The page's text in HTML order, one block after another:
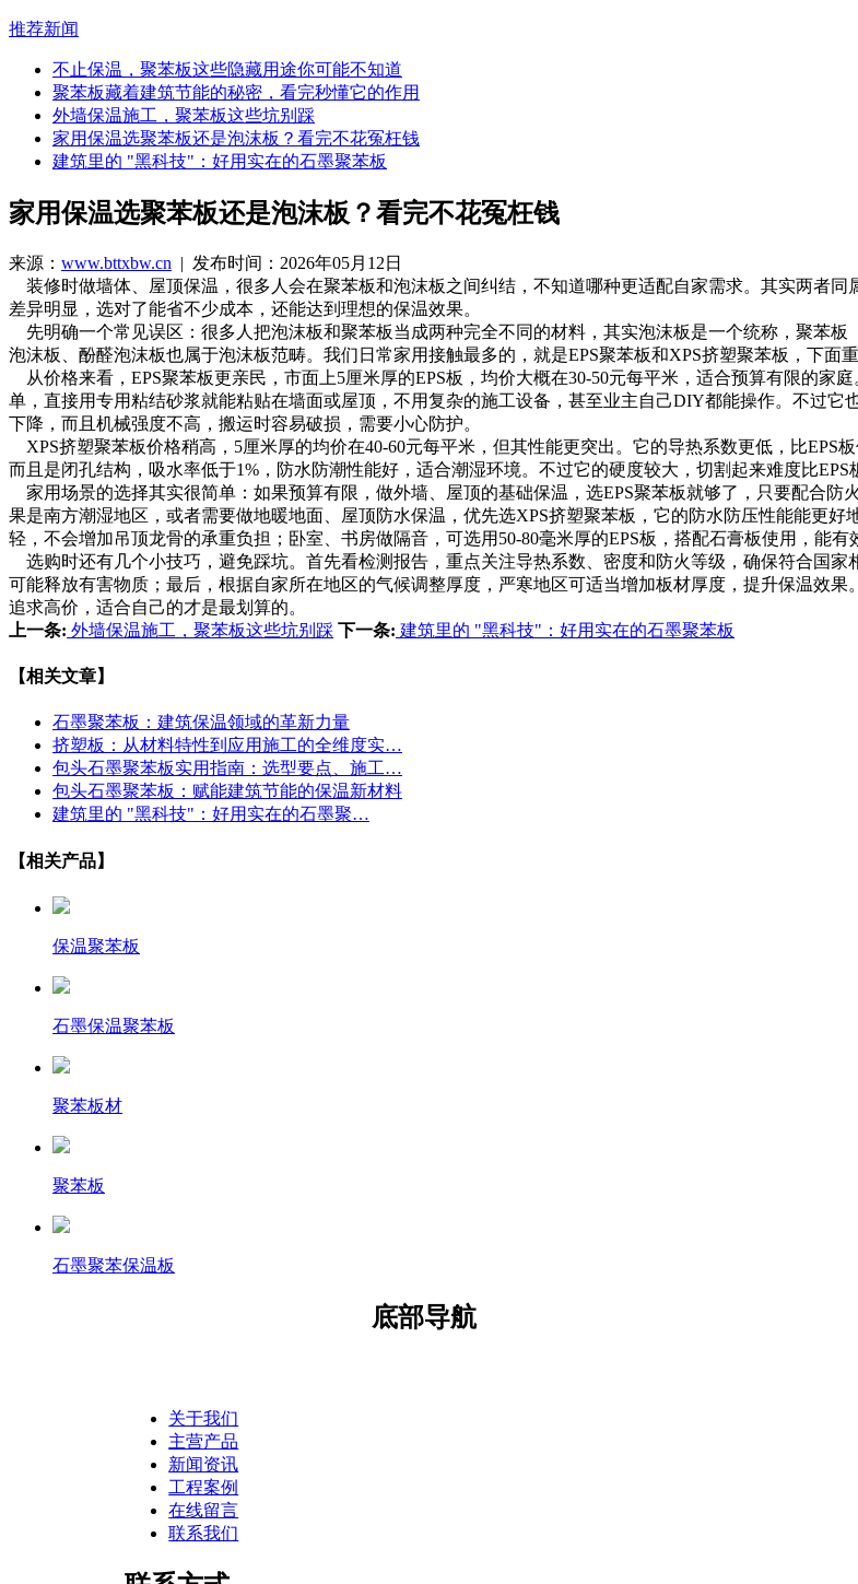
推荐新闻
不止保温，聚苯板这些隐藏用途你可能不知道
聚苯板藏着建筑节能的秘密，看完秒懂它的作用
外墙保温施工，聚苯板这些坑别踩
家用保温选聚苯板还是泡沫板？看完不花冤枉钱
建筑里的 "黑科技"：好用实在的石墨聚苯板
家用保温选聚苯板还是泡沫板？看完不花冤枉钱
来源： www.bttxbw.cn | 发布时间：2026年05月12日
装修时做墙体、屋顶保温，很多人会在聚苯板和泡沫板之间纠结，不知道哪种更适配自家需求。其实两者
差异明显，选对了能省不少成本，还能达到理想的保温效果。
先明确一个常见误区：很多人把泡沫板和聚苯板当成两种完全不同的材料，其实泡沫板是一个统称，聚苯
泡沫板、酚醛泡沫板也属于泡沫板范畴。我们日常家用接触最多的，就是EPS聚苯板和XPS挤塑聚苯板，下面
从价格来看，EPS聚苯板更亲民，市面上5厘米厚的EPS板，均价大概在30-50元每平米，适合预算有限的家
单，直接用专用粘结砂浆就能粘贴在墙面或屋顶，不用复杂的施工设备，甚至业主自己DIY都能操作。不过
下降，而且机械强度不高，搬运时容易破损，需要小心防护。
XPS挤塑聚苯板价格稍高，5厘米厚的均价在40-60元每平米，但其性能更突出。它的导热系数更低，比EPS
而且是闭孔结构，吸水率低于1%，防水防潮性能好，适合潮湿环境。不过它的硬度较大，切割起来难度比
家用场景的选择其实很简单：如果预算有限，做外墙、屋顶的基础保温，选EPS聚苯板就够了，只要配合
果是南方潮湿地区，或者需要做地暖地面、屋顶防水保温，优先选XPS挤塑聚苯板，它的防水防压性能能更
轻，不会增加吊顶龙骨的承重负担；卧室、书房做隔音，可选用50-80毫米厚的EPS板，搭配石膏板使用，能有
选购时还有几个小技巧，避免踩坑。首先看检测报告，重点关注导热系数、密度和防火等级，确保符合国
可能释放有害物质；最后，根据自家所在地区的气候调整厚度，严寒地区可适当增加板材厚度，提升保温效
追求高价，适合自己的才是最划算的。
上一条: 外墙保温施工，聚苯板这些坑别踩 下一条: 建筑里的 "黑科技"：好用实在的石墨聚苯板
【相关文章】
石墨聚苯板：建筑保温领域的革新力量
挤塑板：从材料特性到应用施工的全维度实…
包头石墨聚苯板实用指南：选型要点、施工…
包头石墨聚苯板：赋能建筑节能的保温新材料
建筑里的 "黑科技"：好用实在的石墨聚…
【相关产品】
保温聚苯板
石墨保温聚苯板
聚苯板材
聚苯板
石墨聚苯保温板
底部导航
关于我们
主营产品
新闻资讯
工程案例
在线留言
联系我们